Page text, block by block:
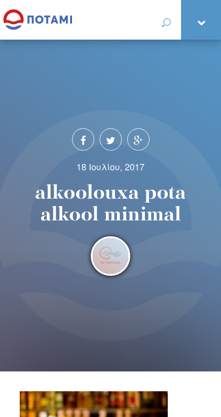
18 Ιουλίου, 2017
alkoolouxa pota
alkool minimal